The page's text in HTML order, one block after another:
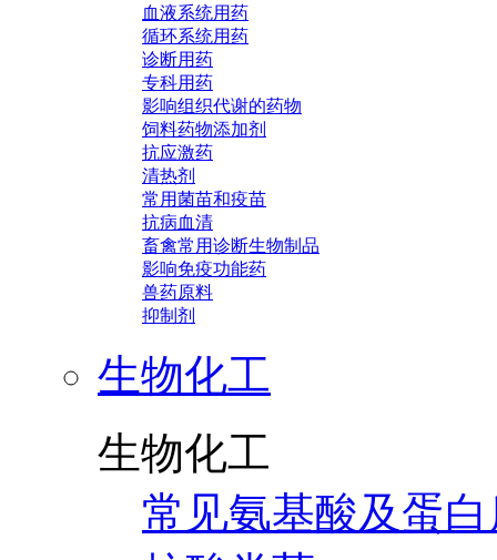
血液系统用药
循环系统用药
诊断用药
专科用药
影响组织代谢的药物
饲料药物添加剂
抗应激药
清热剂
常用菌苗和疫苗
抗病血清
畜禽常用诊断生物制品
影响免疫功能药
兽药原料
抑制剂
生物化工
生物化工
常见氨基酸及蛋